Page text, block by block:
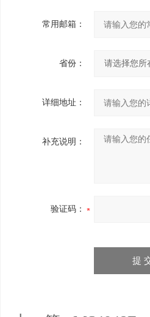
常用邮箱：
省份：
详细地址：
补充说明：
验证码：